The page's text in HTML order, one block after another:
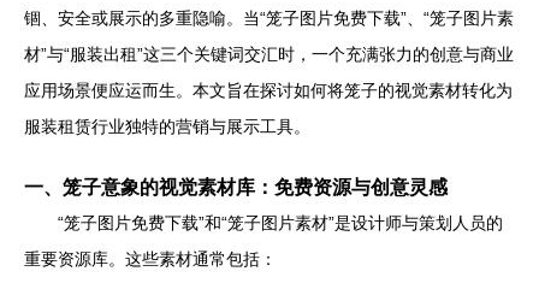
锢、安全或展示的多重隐喻。当“笼子图片免费下载”、“笼子图片素
材”与“服装出租”这三个关键词交汇时，一个充满张力的创意与商业
应用场景便应运而生。本文旨在探讨如何将笼子的视觉素材转化为
服装租赁行业独特的营销与展示工具。
一、笼子意象的视觉素材库：免费资源与创意灵感
“笼子图片免费下载”和“笼子图片素材”是设计师与策划人员的
重要资源库。这些素材通常包括：